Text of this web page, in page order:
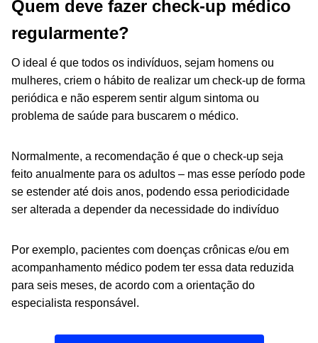
Quem deve fazer check-up médico
regularmente?
O ideal é que todos os indivíduos, sejam homens ou
mulheres, criem o hábito de realizar um check-up de forma
periódica e não esperem sentir algum sintoma ou
problema de saúde para buscarem o médico.
Normalmente, a recomendação é que o check-up seja
feito anualmente para os adultos – mas esse período pode
se estender até dois anos, podendo essa periodicidade
ser alterada a depender da necessidade do indivíduo
Por exemplo, pacientes com doenças crônicas e/ou em
acompanhamento médico podem ter essa data reduzida
para seis meses, de acordo com a orientação do
especialista responsável.